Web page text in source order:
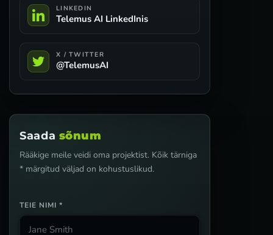
LINKEDIN
Telemus AI LinkedInis
X / TWITTER
@TelemusAI
Saada sõnum
Rääkige meile veidi oma projektist. Kõik tärniga
* märgitud väljad on kohustuslikud.
TEIE NIMI *